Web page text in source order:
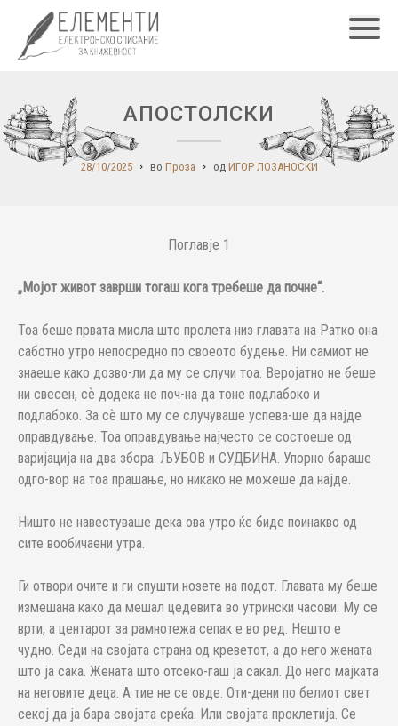
АПОСТОЛСКИ
28/10/2025 во Проза од ИГОР ЛОЗАНОСКИ
Поглавје 1
„Мојот живот заврши тогаш кога требеше да почне“.
Тоа беше првата мисла што пролета низ главата на Ратко она
саботно утро непосредно по своеото будење. Ни самиот не
знаеше како дозво-ли да му се случи тоа. Веројатно не беше
ни свесен, сѐ додека не поч-на да тоне подлабоко и
подлабоко. За сѐ што му се случуваше успева-ше да најде
оправдување. Тоа оправдување најчесто се состоеше од
варијација на два збора: ЉУБОВ и СУДБИНА. Упорно бараше
одго-вор на тоа прашање, но никако не можеше да најде.
Ништо не навестуваше дека ова утро ќе биде поинакво од
сите вообичаени утра.
Ги отвори очите и ги спушти нозете на подот. Главата му беше
измешана како да мешал цедевита во утрински часови. Му се
врти, а центарот за рамнотежа сепак е во ред. Нешто е
чудно. Седи на својата страна од креветот, а до него жената
што ја сака. Жената што отсеко-гаш ја сакал. До него мајката
на неговите деца. А тие не се овде. Оти-дени по белиот свет
секој да ја бара својата среќа. Или својата проклетија. Се